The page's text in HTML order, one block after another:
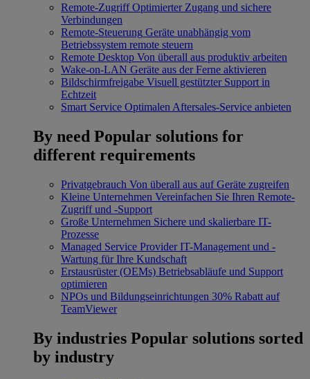
Remote-Zugriff Optimierter Zugang und sichere
Verbindungen
Remote-Steuerung Geräte unabhängig vom
Betriebssystem remote steuern
Remote Desktop Von überall aus produktiv arbeiten
Wake-on-LAN Geräte aus der Ferne aktivieren
Bildschirmfreigabe Visuell gestützter Support in
Echtzeit
Smart Service Optimalen Aftersales-Service anbieten
By need Popular solutions for
different requirements
Privatgebrauch Von überall aus auf Geräte zugreifen
Kleine Unternehmen Vereinfachen Sie Ihren Remote-
Zugriff und -Support
Große Unternehmen Sichere und skalierbare IT-
Prozesse
Managed Service Provider IT-Management und -
Wartung für Ihre Kundschaft
Erstausrüster (OEMs) Betriebsabläufe und Support
optimieren
NPOs und Bildungseinrichtungen 30% Rabatt auf
TeamViewer
By industries Popular solutions sorted
by industry